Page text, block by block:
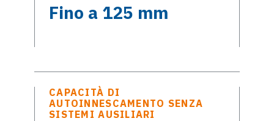
Fino a 125 mm
CAPACITÀ DI
AUTOINNESCAMENTO SENZA
SISTEMI AUSILIARI